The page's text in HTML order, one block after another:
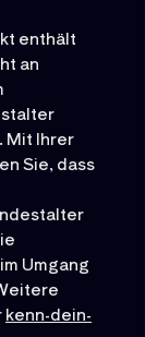
enthält
an
Mit Ihrer
Sie, dass
Umgang
kenn-dein-